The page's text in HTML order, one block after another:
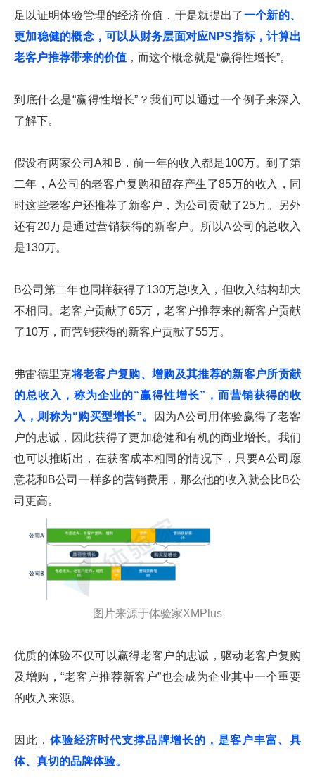
足以证明体验管理的经济价值，于是就提出了一个新的、
更加稳健的概念，可以从财务层面对应NPS指标，计算出
老客户推荐带来的价值 ，而这个概念就是“赢得性增长”。
到底什么是“赢得性增长”？我们可以通过一个例子来深入
了解下。
假设有两家公司A和B，前一年的收入都是100万。到了第
二年，A公司的老客户复购和留存产生了85万的收入，同
时这些老客户还推荐了新客户，为公司贡献了25万。另外
还有20万是通过营销获得的新客户。所以A公司的总收入
是130万。
B公司第二年也同样获得了130万总收入，但收入结构却大
不相同。老客户贡献了65万，老客户推荐来的新客户贡献
了10万，而营销获得的新客户贡献了55万。
弗雷德里克将老客户复购、增购及其推荐的新客户所贡献
的总收入，称为企业的“赢得性增长”，而营销获得的收
入，则称为“购买型增长”。
因为A公司用体验赢得了老客
户的忠诚，因此获得了更加稳健和有机的商业增长。我们
也可以推断出，在获客成本相同的情况下，只要A公司愿
意花和B公司一样多的营销费用，那么他的收入就会比B公
司更高。
图片来源于体验家XMPlus
优质的体验不仅可以赢得老客户的忠诚，驱动老客户复购
及增购，“老客户推荐新客户”也会成为企业其中一个重要
的收入来源。
因此，体验经济时代支撑品牌增长的，是客户丰富、具
体、真切的品牌体验。